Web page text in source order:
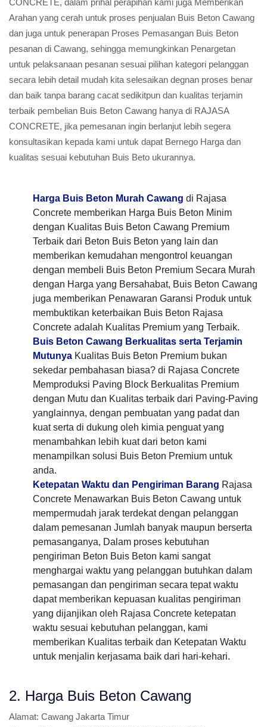
CONCRETE, dalam prihal perapihan kami juga Memberikan
Arahan yang cerah untuk proses penjualan Buis Beton Cawang
dan juga untuk penerapan Proses Pemasangan Buis Beton
pesanan di Cawang, sehingga memungkinkan Penargetan
untuk pelaksanaan pesanan sesuai pilihan kategori pelanggan
secara lebih detail mudah kita selesaikan degnan proses benar
dan baik tanpa barang cacat sedikitpun dan kualitas terjamin
terbaik pembelian Buis Beton Cawang hanya di RAJASA
CONCRETE, jika pemesanan ingin berlanjut lebih segera
konsultasikan kepada kami untuk dapat Bernego Harga dan
kualitas sesuai kebutuhan Buis Beto ukurannya.
Harga Buis Beton Murah Cawang di Rajasa
Concrete memberikan Harga Buis Beton Minim
dengan Kualitas Buis Beton Cawang Premium
Terbaik dari Beton Buis Beton yang lain dan
memberikan kemudahan mengontrol keuangan
dengan membeli Buis Beton Premium Secara Murah
dengan Harga yang Bersahabat, Buis Beton Cawang
juga memberikan Penawaran Garansi Produk untuk
membuktikan keterbaikan Buis Beton Rajasa
Concrete adalah Kualitas Premium yang Terbaik.
Buis Beton Cawang Berkualitas serta Terjamin
Mutunya Kualitas Buis Beton Premium bukan
sekedar pembahasan biasa? di Rajasa Concrete
Memproduksi Paving Block Berkualitas Premium
dengan Mutu dan Kualitas terbaik dari Paving-Paving
yanglainnya, dengan pembuatan yang padat dan
kuat serta di dukung oleh kimia penguat yang
menambahkan lebih kuat dari beton kami
menampilkan solusi Buis Beton Premium untuk
anda.
Ketepatan Waktu dan Pengiriman Barang Rajasa
Concrete Menawarkan Buis Beton Cawang untuk
mempermudah jarak terdekat dengan pelanggan
dalam pemesanan Jumlah banyak maupun berserta
pemasanganya, Dalam proses kebutuhan
pengiriman Beton Buis Beton kami sangat
menghargai waktu yang pelanggan butuhkan dalam
pemasangan dan pengiriman secara tepat waktu
dapat memberikan kepuasan kualitas pengiriman
yang dijanjikan oleh Rajasa Concrete ketepatan
waktu sesuai kebutuhan pelanggan, kami
memberikan Kualitas terbaik dan Ketepatan Waktu
untuk menjalin kerjasama baik dari hari-kehari.
2. Harga Buis Beton Cawang
Alamat: Cawang Jakarta Timur